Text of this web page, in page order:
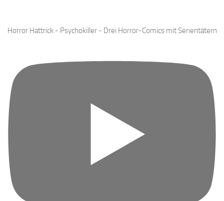
Horror Hattrick - Psychokiller - Drei Horror-Comics mit Serientätern